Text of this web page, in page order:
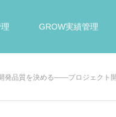
GROW実績管理
発品質を決める——プロジェクト